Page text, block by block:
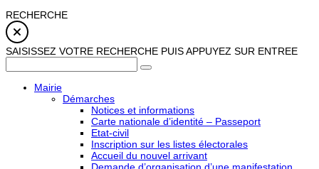
RECHERCHE
SAISISSEZ VOTRE RECHERCHE PUIS APPUYEZ SUR ENTREE
Mairie
Démarches
Notices et informations
Carte nationale d’identité – Passeport
Etat-civil
Inscription sur les listes électorales
Accueil du nouvel arrivant